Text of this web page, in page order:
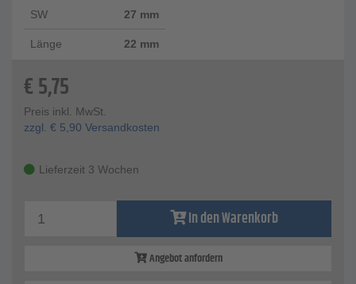
SW 27 mm
Länge 22 mm
€5,75
Preis inkl. MwSt.
zzgl. € 5,90 Versandkosten
Lieferzeit 3 Wochen
In den Warenkorb
Angebot anfordern